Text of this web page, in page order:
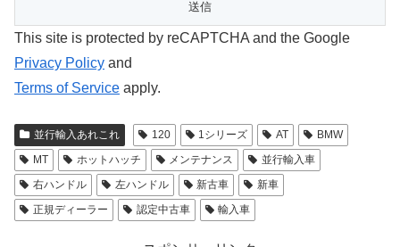
This site is protected by reCAPTCHA and the Google
Privacy Policy and
Terms of Service apply.
並行輸入あれこれ 120 1シリーズ AT
BMW
MT
ホットハッチ メンテナンス
並行輸入車
右ハンドル
左ハンドル 新古車
新車
正規ディーラー
認定中古車 輸入車